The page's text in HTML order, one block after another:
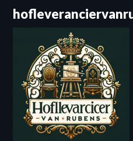
Spring
naar